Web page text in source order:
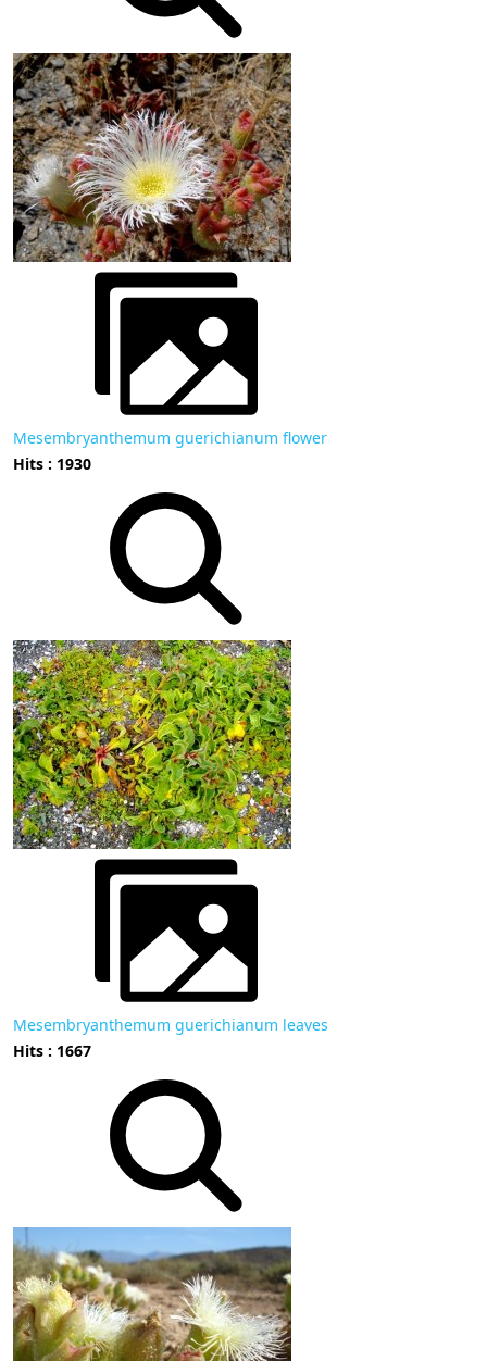
Mesembryanthemum guerichianum flower
Hits : 1930
Mesembryanthemum guerichianum leaves
Hits : 1667